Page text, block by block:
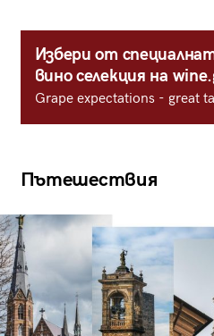
Избери от
вино селекция на
Grape expectations - great
Пътешествия